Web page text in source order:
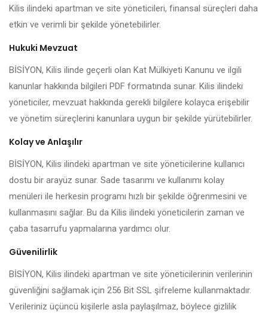
Kilis ilindeki apartman ve site yöneticileri, finansal süreçleri daha
etkin ve verimli bir şekilde yönetebilirler.
Hukuki Mevzuat
BİSİYON, Kilis ilinde geçerli olan Kat Mülkiyeti Kanunu ve ilgili
kanunlar hakkında bilgileri PDF formatında sunar. Kilis ilindeki
yöneticiler, mevzuat hakkında gerekli bilgilere kolayca erişebilir
ve yönetim süreçlerini kanunlara uygun bir şekilde yürütebilirler.
Kolay ve Anlaşılır
BİSİYON, Kilis ilindeki apartman ve site yöneticilerine kullanıcı
dostu bir arayüz sunar. Sade tasarımı ve kullanımı kolay
menüleri ile herkesin programı hızlı bir şekilde öğrenmesini ve
kullanmasını sağlar. Bu da Kilis ilindeki yöneticilerin zaman ve
çaba tasarrufu yapmalarına yardımcı olur.
Güvenilirlik
BİSİYON, Kilis ilindeki apartman ve site yöneticilerinin verilerinin
güvenliğini sağlamak için 256 Bit SSL şifreleme kullanmaktadır.
Verileriniz üçüncü kişilerle asla paylaşılmaz, böylece gizlilik